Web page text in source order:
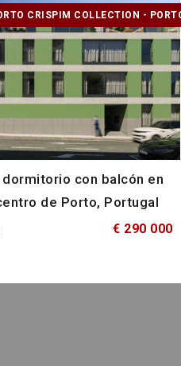
CRISPIM COLLECTION -
dormitorio con balcón en
de Porto, Portugal
€ 290 000